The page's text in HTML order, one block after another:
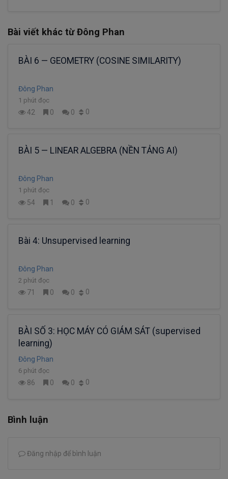
Bài viết khác từ Đông Phan
BÀI 6 — GEOMETRY (COSINE SIMILARITY)
Đông Phan
1 phút đọc
42 0 0 0
BÀI 5 — LINEAR ALGEBRA (NỀN TẢNG AI)
Đông Phan
1 phút đọc
54 1 0 0
Bài 4: Unsupervised learning
Đông Phan
2 phút đọc
71 0 0 0
BÀI SỐ 3: HỌC MÁY CÓ GIÁM SÁT (supervised
learning)
Đông Phan
6 phút đọc
86 0 0 0
Bình luận
Đăng nhập để bình luận